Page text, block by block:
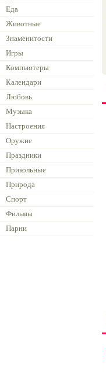
Еда
Животные
Знаменитости
Игры
Компьютеры
Календари
Любовь
Музыка
Настроения
Оружие
Праздники
Прикольные
Природа
Спорт
Фильмы
Парни